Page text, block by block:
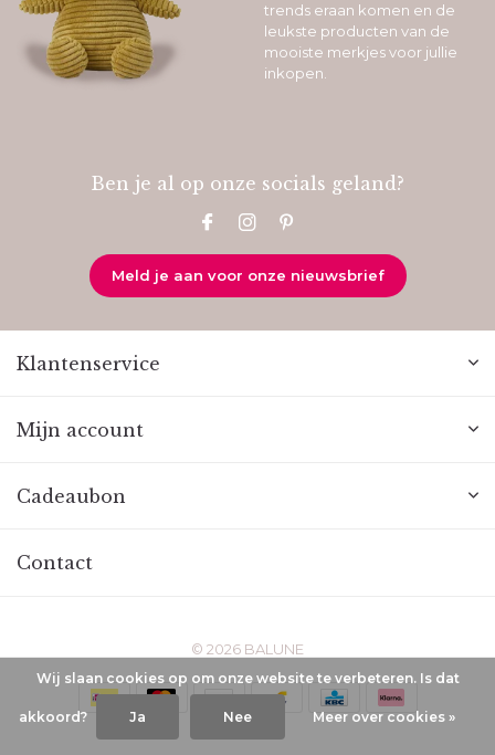
trends eraan komen en de
leukste producten van de
mooiste merkjes voor jullie
inkopen.
Ben je al op onze socials geland?
Meld je aan voor onze nieuwsbrief
Klantenservice
Mijn account
Cadeaubon
Contact
© 2026 BALUNE
Wij slaan cookies op om onze website te verbeteren. Is dat
akkoord? Ja Nee Meer over cookies »